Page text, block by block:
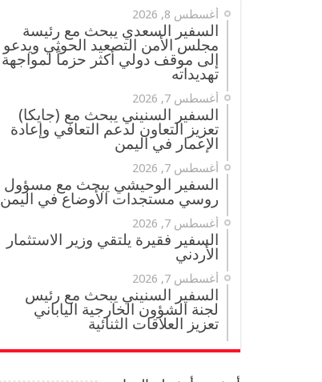
أغسطس 8, 2026
السفير السعدي يبحث مع رئيسة
مجلس الأمن التصعيد الحوثي ويدعو
إلى موقف دولي أكثر حزماً لمواجهة
تهديداته
أغسطس 7, 2026
السفير السنيني يبحث مع (جايكا)
تعزيز التعاون لدعم التعافي وإعادة
الإعمار في اليمن
أغسطس 7, 2026
السفير الوحيشي يبحث مع مسؤول
روسي مستجدات الأوضاع في اليمن
أغسطس 7, 2026
السفير فقيرة يلتقي وزير الاستثمار
الأردني
أغسطس 7, 2026
السفير السنيني يبحث مع رئيس
لجنة الشؤون الخارجية الياباني
تعزيز العلاقات الثنائية